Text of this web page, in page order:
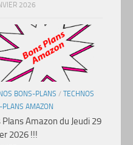
2026
BONS-PLANS / TECHNOS
PLANS AMAZON
Plans Amazon du Jeudi 29
2026 !!!